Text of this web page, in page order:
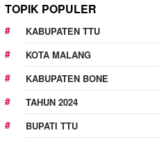
TOPIK POPULER
KABUPATEN TTU
KOTA MALANG
KABUPATEN BONE
TAHUN 2024
BUPATI TTU